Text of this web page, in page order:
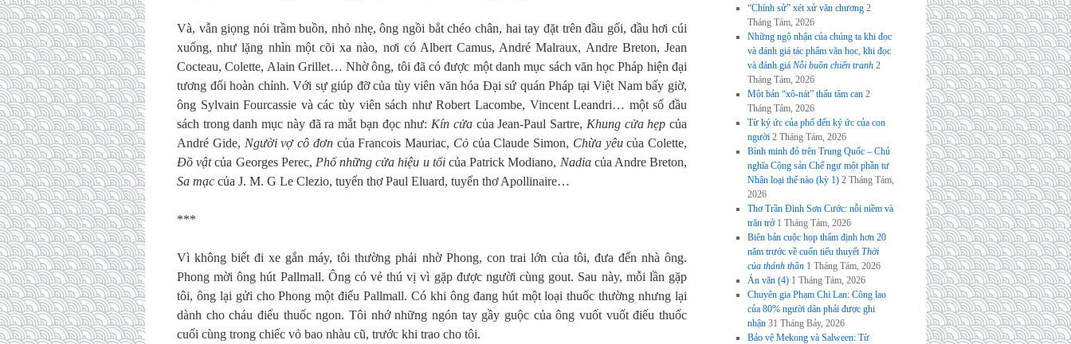
Và, vẫn giọng nói trầm buồn, nhỏ nhẹ, ông ngồi bắt chéo chân, hai tay đặt trên đầu gối, đầu hơi cúi
xuống, như lặng nhìn một cõi xa nào, nơi có Albert Camus, André Malraux, Andre Breton, Jean
Cocteau, Colette, Alain Grillet… Nhờ ông, tôi đã có được một danh mục sách văn học Pháp hiện đại
tương đối hoàn chỉnh. Với sự giúp đỡ của tùy viên văn hóa Đại sứ quán Pháp tại Việt Nam bấy giờ,
ông Sylvain Fourcassie và các tùy viên sách như Robert Lacombe, Vincent Leandri… một số đầu
sách trong danh mục này đã ra mắt bạn đọc như: Kín cửacủa Jean-Paul Sartre, Khung cửa hẹp của
André Gide, Người vợ cô đơn của Francois Mauriac, Cỏcủa Claude Simon, Chừa yêucủa Colette,
Đồ vậtcủa Georges Perec, Phố những cửa hiệu u tốicủa Patrick Modiano, Nadiacủa Andre Breton,
Sa mạc của J. M. G Le Clezio, tuyển thơ Paul Eluard, tuyển thơ Apollinaire…
***
Vì không biết đi xe gắn máy, tôi thường phải nhờ Phong, con trai lớn của tôi, đưa đến nhà ông.
Phong mời ông hút Pallmall. Ông có vẻ thú vị vì gặp được người cùng gout. Sau này, mỗi lần gặp
tôi, ông lại gửi cho Phong một điếu Pallmall. Có khi ông đang hút một loại thuốc thường nhưng lại
dành cho cháu điếu thuốc ngon. Tôi nhớ những ngón tay gầy guộc của ông vuốt vuốt điếu thuốc
cuối cùng trong chiếc vỏ bao nhàu cũ, trước khi trao cho tôi.
“Chính sử” xét xử văn chương 2
Tháng Tám, 2026
Những ngộ nhận của chúng ta khi đọc
và đánh giá tác phẩm văn học, khi đọc
và đánh giá Nỗi buồn chiến tranh 2
Tháng Tám, 2026
Một bản “xô-nát” thấu tâm can 2
Tháng Tám, 2026
Từ ký ức của phố đến ký ức của con
người 2 Tháng Tám, 2026
Bình minh đỏ trên Trung Quốc – Chủ
nghĩa Cộng sản Chế ngự một phần tư
Nhân loại thế nào (kỳ 1) 2 Tháng Tám,
2026
Thơ Trần Đình Sơn Cước: nỗi niềm và
trăn trở 1 Tháng Tám, 2026
Biên bản cuộc họp thẩm định hơn 20
năm trước về cuốn tiểu thuyếtThời
của thánh thần 1 Tháng Tám, 2026
Án văn (4) 1 Tháng Tám, 2026
Chuyên gia Phạm Chi Lan: Công lao
của 80% người dân phải được ghi
nhận 31 Tháng Bảy, 2026
Bảo vệ Mekong và Salween: Từ